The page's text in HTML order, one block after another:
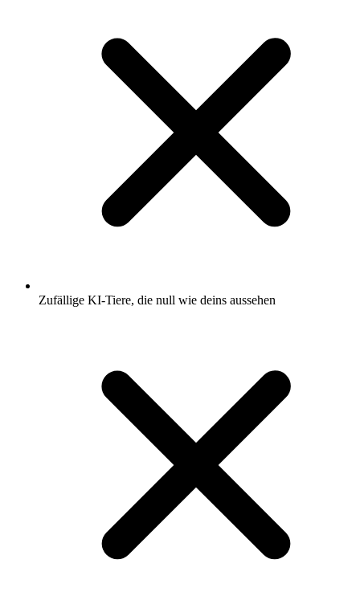
Zufällige KI-Tiere, die null wie deins aussehen